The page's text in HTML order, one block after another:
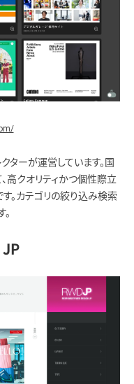
ターが運営しています。国
高クオリティかつ個性際立
。カテゴリの絞り込み検索